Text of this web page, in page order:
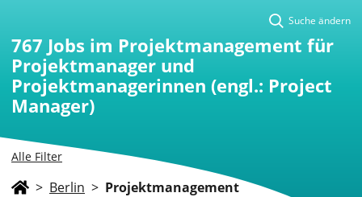
Alle Filter
Suche ändern
767 Jobs im Projektmanagement für
Projektmanager und
Projektmanagerinnen (engl.: Project
Manager)
> Berlin > Projektmanagement